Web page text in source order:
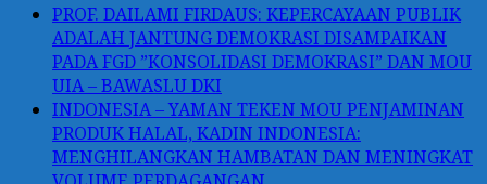
PROF. DAILAMI FIRDAUS: KEPERCAYAAN PUBLIK
ADALAH JANTUNG DEMOKRASI DISAMPAIKAN
PADA FGD ”KONSOLIDASI DEMOKRASI” DAN MOU
UIA – BAWASLU DKI
INDONESIA – YAMAN TEKEN MOU PENJAMINAN
PRODUK HALAL, KADIN INDONESIA:
MENGHILANGKAN HAMBATAN DAN MENINGKAT